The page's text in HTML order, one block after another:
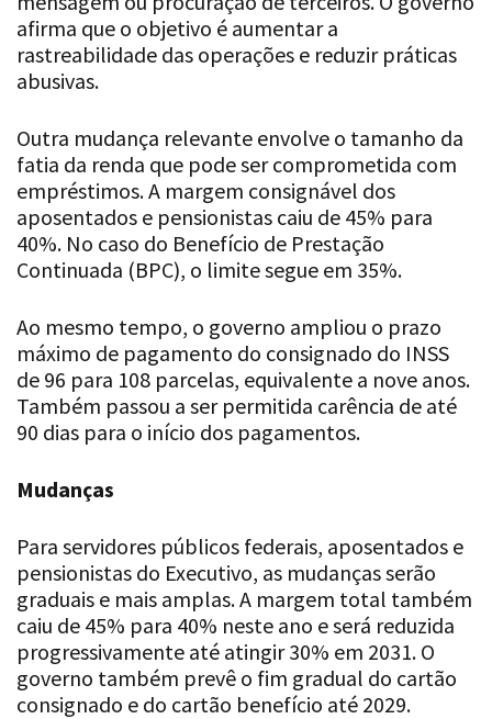
afirma que o objetivo é aumentar a
rastreabilidade das operações e reduzir práticas
abusivas.
Outra mudança relevante envolve o tamanho da
fatia da renda que pode ser comprometida com
empréstimos. A margem consignável dos
aposentados e pensionistas caiu de 45% para
40%. No caso do Benefício de Prestação
Continuada (BPC), o limite segue em 35%.
Ao mesmo tempo, o governo ampliou o prazo
máximo de pagamento do consignado do INSS
de 96 para 108 parcelas, equivalente a nove anos.
Também passou a ser permitida carência de até
90 dias para o início dos pagamentos.
Mudanças
Para servidores públicos federais, aposentados e
pensionistas do Executivo, as mudanças serão
graduais e mais amplas. A margem total também
caiu de 45% para 40% neste ano e será reduzida
progressivamente até atingir 30% em 2031. O
governo também prevê o fim gradual do cartão
consignado e do cartão benefício até 2029.